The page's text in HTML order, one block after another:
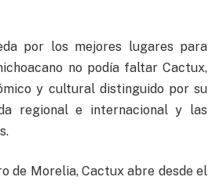
por los mejores lugares para
no podía faltar Cactux,
y cultural distinguido por su
regional e internacional y las
de Morelia, Cactux abre desde el